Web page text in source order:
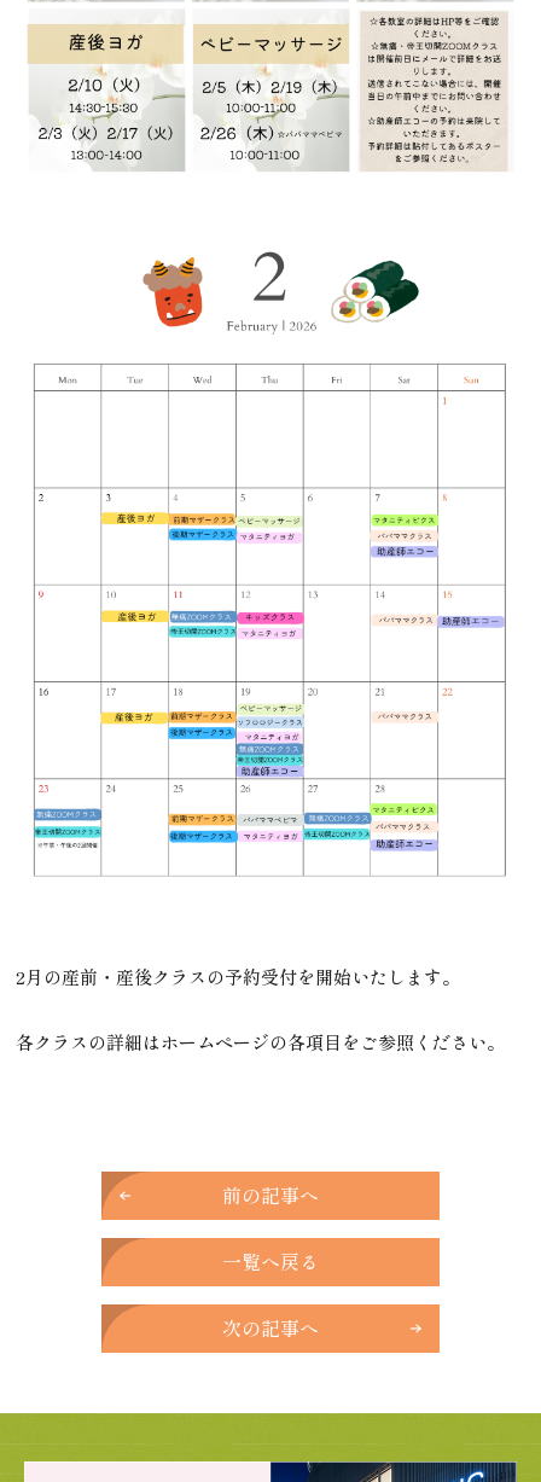
2月の産前・産後クラスの予約受付を開始いたします。
各クラスの詳細はホームページの各項目をご参照ください。
前の記事へ
一覧へ戻る
次の記事へ